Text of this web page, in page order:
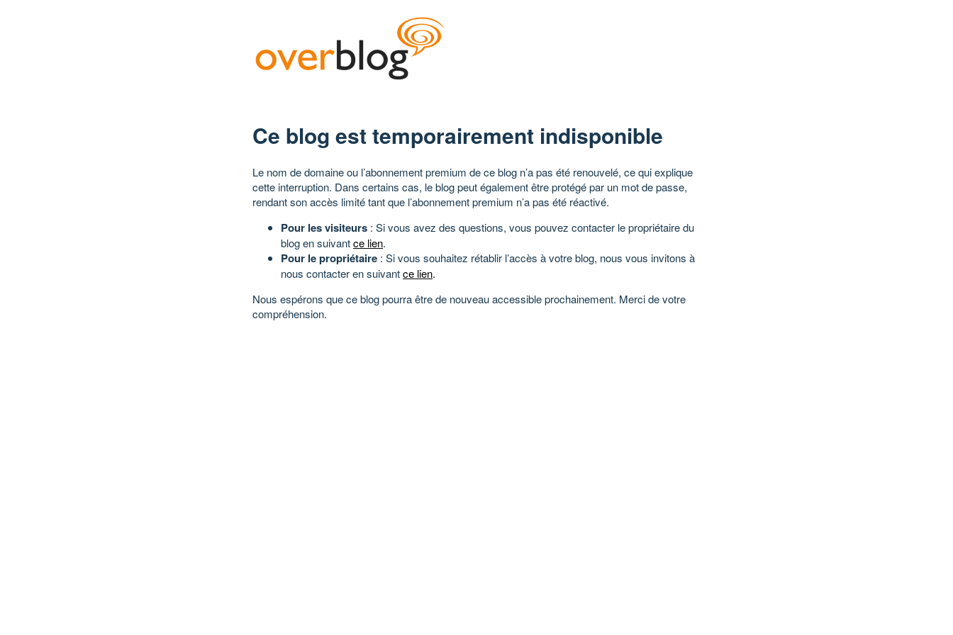
Ce blog est temporairement indisponible
Le nom de domaine ou l’abonnement premium de ce blog n’a pas été renouvelé, ce qui explique
cette interruption. Dans certains cas, le blog peut également être protégé par un mot de passe,
rendant son accès limité tant que l’abonnement premium n’a pas été réactivé.
Pour les visiteurs : Si vous avez des questions, vous pouvez contacter le propriétaire du
blog en suivantce lien.
Pour le propriétaire : Si vous souhaitez rétablir l’accès à votre blog, nous vous invitons à
nous contacter en suivantce lien.
Nous espérons que ce blog pourra être de nouveau accessible prochainement. Merci de votre
compréhension.